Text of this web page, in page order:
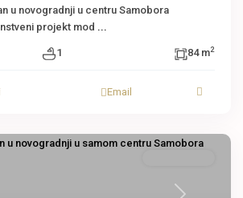
u novogradnji u centru Samobora
projekt mod ...
1 84 m2
Email